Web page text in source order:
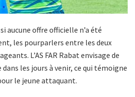
aucune offre officielle n’a été
les pourparlers entre les deux
L’AS FAR Rabat envisage de
les jours à venir, ce qui témoigne
le jeune attaquant.